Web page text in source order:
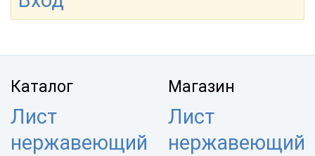
Каталог
Лист
нержавеющий
Магазин
Лист
нержавеющий